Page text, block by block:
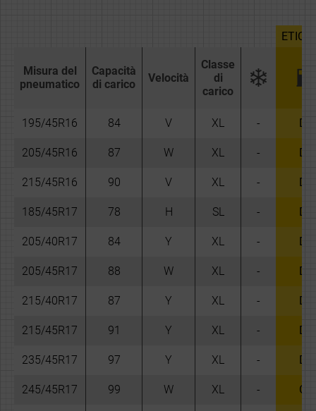
Misura del
pneumatico
Capacità
di carico
Velocità
Classe
di
carico
195/45R16 84 V XL - D
205/45R16 87 W XL - D
215/45R16 90 V XL - D
185/45R17 78 H SL - D
205/40R17 84 Y XL - D
205/45R17 88 W XL - D
215/40R17 87 Y XL - D
215/45R17 91 Y XL - D
235/45R17 97 Y XL - D
245/45R17 99 W XL - C